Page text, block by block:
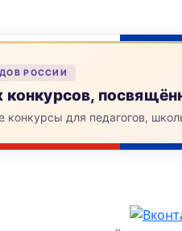
РОССИИ
конкурсов,
конкурсы для педагогов,